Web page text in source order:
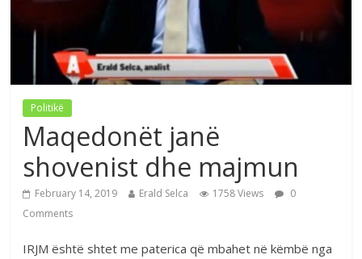
Politikë
Maqedonët janë
shovenist dhe majmun
February 14, 2019 Erald Selca 1758 Views
0
Comments
IRJM është shtet me paterica që mbahet në këmbë nga